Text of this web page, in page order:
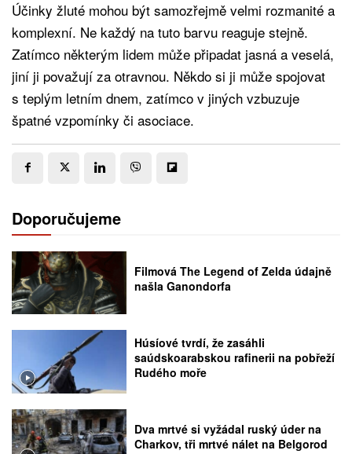
Účinky žluté mohou být samozřejmě velmi rozmanité a
komplexní. Ne každý na tuto barvu reaguje stejně.
Zatímco některým lidem může připadat jasná a veselá,
jiní ji považují za otravnou. Někdo si ji může spojovat
s teplým letním dnem, zatímco v jiných vzbuzuje
špatné vzpomínky či asociace.
Doporučujeme
Filmová The Legend of Zelda údajně
našla Ganondorfa
Húsíové tvrdí, že zasáhli
saúdskoarabskou rafinerii na pobřeží
Rudého moře
Dva mrtvé si vyžádal ruský úder na
Charkov, tři mrtvé nálet na Belgorod